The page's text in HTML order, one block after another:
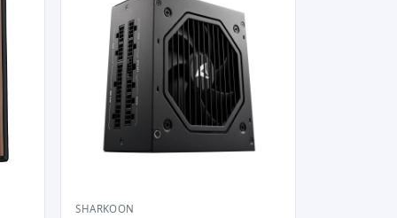
SHARKOON